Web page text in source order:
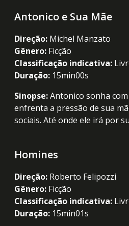
Antonico e Sua Mãe
Direção: Michel Manzato
Gênero: Ficção
Classificação indicativa:
Duração: 15min00s
Sinopse:Antonico sonha
enfrenta a pressão de sua
sociais. Até onde ele irá por
Homines
Direção: Roberto Felipozzi
Gênero: Ficção
Classificação indicativa:
Duração: 15min01s